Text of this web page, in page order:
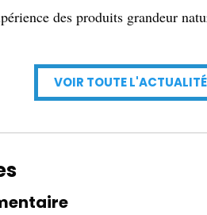
des produits grandeur
VOIR TOUTE